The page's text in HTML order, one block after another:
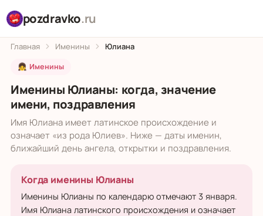
pozdravko.ru
Главная Именины Юлиана
👧 Именины
Именины Юлианы: когда, значение
имени, поздравления
Имя Юлиана имеет латинское происхождение и
означает «из рода Юлиев». Ниже — даты именин,
ближайший день ангела, открытки и поздравления.
Когда именины Юлианы
Именины Юлианы по календарю отмечают 3 января.
Имя Юлиана латинского происхождения и означает